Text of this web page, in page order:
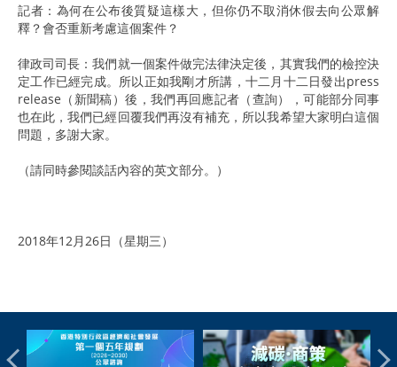
記者：為何在公布後質疑這樣大，但你仍不取消休假去向公眾解
釋？會否重新考慮這個案件？
律政司司長：我們就一個案件做完法律決定後，其實我們的檢控決
定工作已經完成。所以正如我剛才所講，十二月十二日發出press
release（新聞稿）後，我們再回應記者（查詢），可能部分同事
也在此，我們已經回覆我們再沒有補充，所以我希望大家明白這個
問題，多謝大家。
（請同時參閱談話內容的英文部分。）
2018年12月26日（星期三）